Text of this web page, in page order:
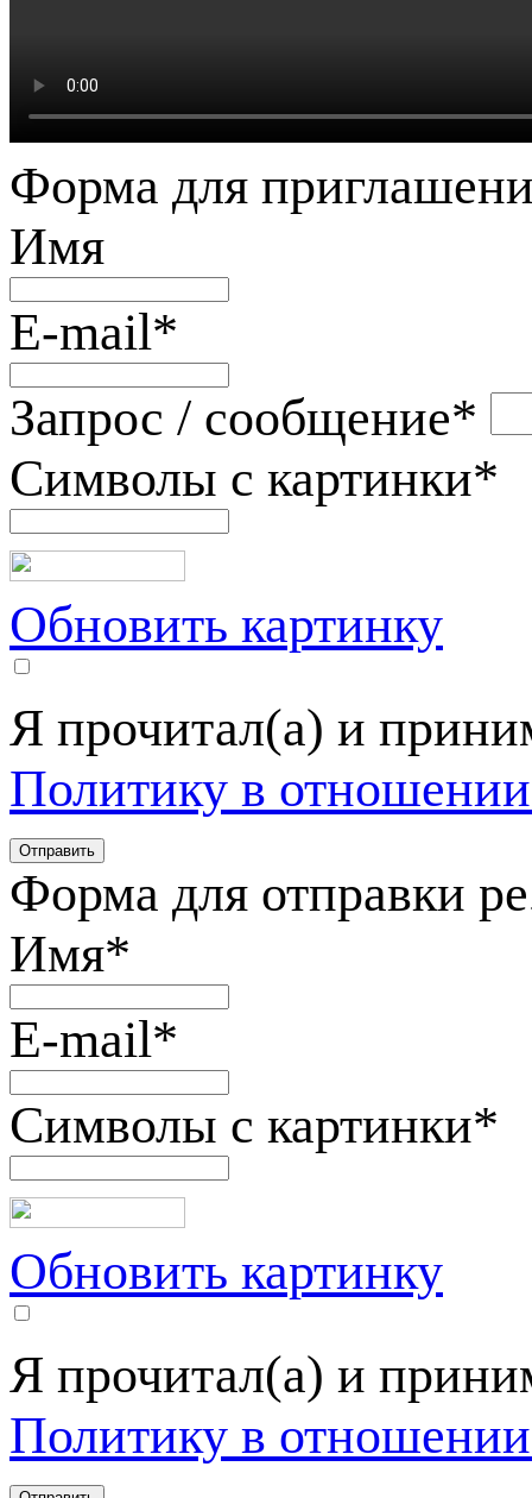
Форма для
Имя
E-mail*
Запрос / сообщение*
Символы с картинки*
Обновить картинку
Я прочитал(а) и
Политику в
Форма для отправки
Имя*
E-mail*
Символы с картинки*
Обновить картинку
Я прочитал(а) и
Политику в